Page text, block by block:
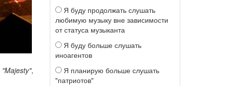
"Majesty",
Я буду продолжать слушать
любимую музыку вне зависимости
от статуса музыканта
Я буду больше слушать
иноагентов
Я планирую больше слушать
"патриотов"